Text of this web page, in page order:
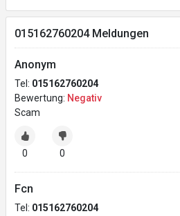
015162760204 Meldungen
Anonym
Tel: 015162760204
Bewertung: Negativ
Scam
0 0
Fcn
Tel: 015162760204